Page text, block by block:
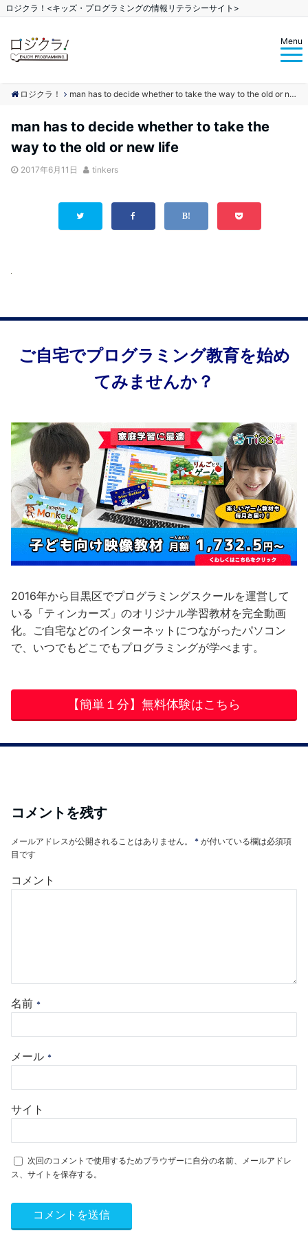
ロジクラ！<キッズ・プログラミングの情報リテラシーサイト>
Menu
ロジクラ！ man has to decide whether to take the way to the old or new life
man has to decide whether to take the
way to the old or new life
2017年6月11日 tinkers
ご自宅でプログラミング教育を始め
てみませんか？
2016年から目黒区でプログラミングスクールを運営して
いる「ティンカーズ」のオリジナル学習教材を完全動画
化。ご自宅などのインターネットにつながったパソコン
で、いつでもどこでもプログラミングが学べます。
【簡単１分】無料体験はこちら
コメントを残す
メールアドレスが公開されることはありません。 * が付いている欄は必須項
目です
コメント
名前 *
メール *
サイト
次回のコメントで使用するためブラウザーに自分の名前、メールアドレ
ス、サイトを保存する。